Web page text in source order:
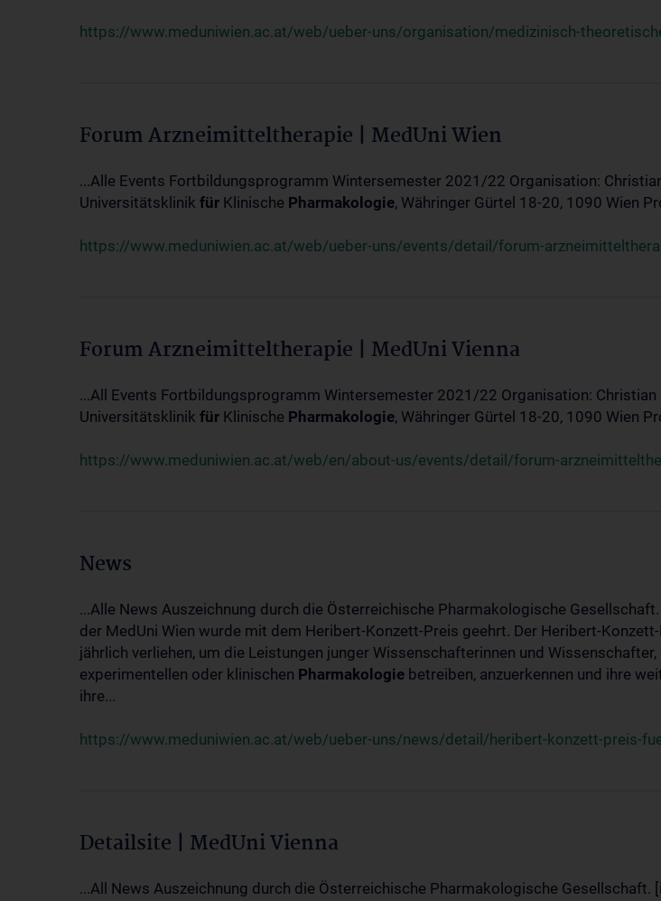
https://www.meduniwien.ac.at/web/ueber-uns/organisation/medizinisch-
Forum Arzneimitteltherapie | MedUni Wien
...Alle Events Fortbildungsprogramm Wintersemester 2021/22 Organisation:
Universitätsklinik für Klinische Pharmakologie, Währinger Gürtel 18-20, 1090 Wien
https://www.meduniwien.ac.at/web/ueber-uns/events/detail/forum-
Forum Arzneimitteltherapie | MedUni Vienna
...All Events Fortbildungsprogramm Wintersemester 2021/22 Organisation:
Universitätsklinik für Klinische Pharmakologie, Währinger Gürtel 18-20, 1090 Wien
https://www.meduniwien.ac.at/web/en/about-us/events/detail/forum-
News
...Alle News Auszeichnung durch die Österreichische Pharmakologische
der MedUni Wien wurde mit dem Heribert-Konzett-Preis geehrt. Der Heribert-
jährlich verliehen, um die Leistungen junger Wissenschafterinnen und
experimentellen oder klinischen Pharmakologie betreiben, anzuerkennen und ihre
ihre...
https://www.meduniwien.ac.at/web/ueber-uns/news/detail/heribert-konzett-preis-
Detailsite | MedUni Vienna
...All News Auszeichnung durch die Österreichische Pharmakologische